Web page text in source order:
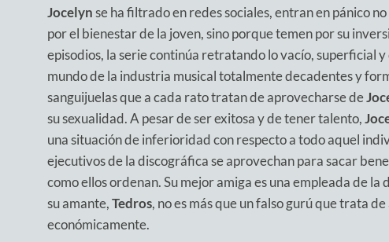
Jocelynse ha filtrado en redes sociales, entran en pánico
por el bienestar de la joven, sino porque temen por su
episodios, la serie continúa retratando lo vacío, superficial
mundo de la industria musical totalmente decadentes y
sanguijuelas que a cada rato tratan de aprovecharse de
su sexualidad. A pesar de ser exitosa y de tener talento,
una situación de inferioridad con respecto a todo aquel
ejecutivos de la discográfica se aprovechan para sacar
como ellos ordenan. Su mejor amiga es una empleada de
su amante,Tedros, no es más que un falso gurú que trata
económicamente.